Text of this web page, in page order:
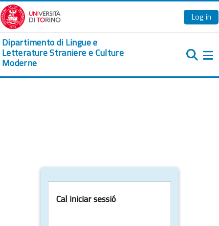
Ves al contingut principal
Log in
Dipartimento di Lingue e
Letterature Straniere e Culture
Moderne
Cal iniciar sessió